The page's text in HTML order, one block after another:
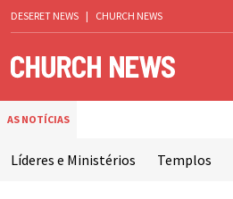
DESERET NEWS | CHURCH NEWS
AS NOTÍCIAS
Líderes e Ministérios Templos